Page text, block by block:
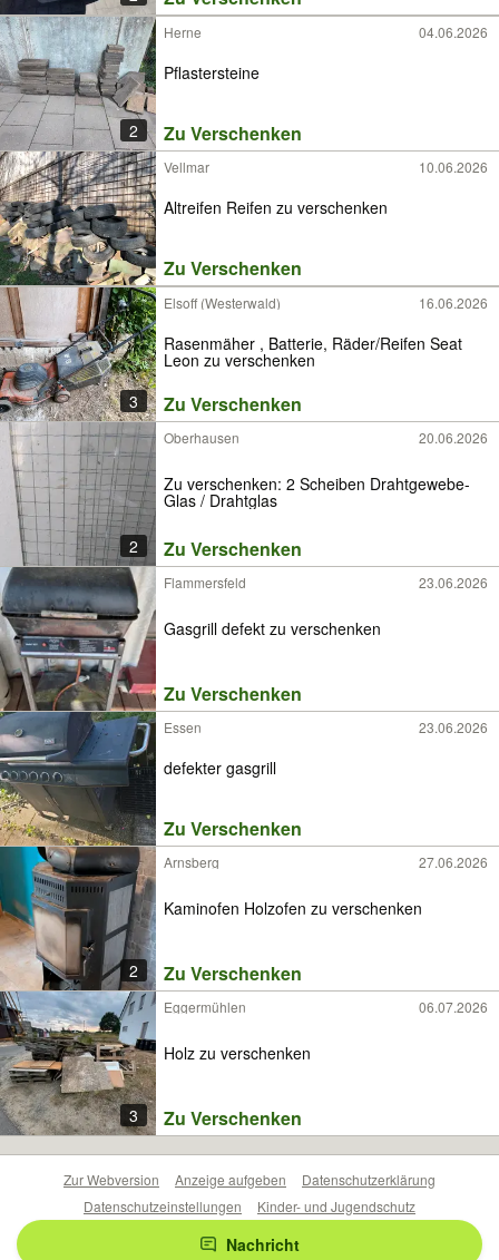
2
Herne 04.06.2026
Pflastersteine
Zu Verschenken
Vellmar 10.06.2026
Altreifen Reifen zu verschenken
Zu Verschenken
3
Elsoff (Westerwald) 16.06.2026
Rasenmäher , Batterie, Räder/Reifen Seat
Leon zu verschenken
Zu Verschenken
2
Oberhausen 20.06.2026
Zu verschenken: 2 Scheiben Drahtgewebe-
Glas / Drahtglas
Zu Verschenken
Flammersfeld 23.06.2026
Gasgrill defekt zu verschenken
Zu Verschenken
Essen 23.06.2026
defekter gasgrill
Zu Verschenken
2
Arnsberg 27.06.2026
Kaminofen Holzofen zu verschenken
Zu Verschenken
3
Eggermühlen 06.07.2026
Holz zu verschenken
Zu Verschenken
Nachricht
Zur Webversion Anzeige aufgeben
Datenschutzerklärung
Datenschutzeinstellungen
Kinder- und Jugendschutz
Barrierefreiheitserklärung